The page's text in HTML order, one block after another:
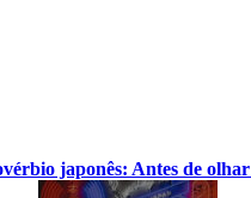
japonês: Antes de olhar